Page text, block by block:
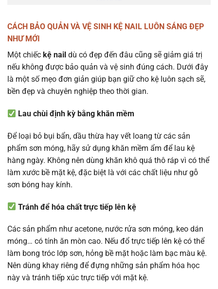
CÁCH BẢO QUẢN VÀ VỆ SINH KỆ NAIL LUÔN SÁNG ĐẸP
NHƯ MỚI
Một chiếc kệ nail dù có đẹp đến đâu cũng sẽ giảm giá trị
nếu không được bảo quản và vệ sinh đúng cách. Dưới đây
là một số mẹo đơn giản giúp bạn giữ cho kệ luôn sạch sẽ,
bền đẹp và chuyên nghiệp theo thời gian.
Lau chùi định kỳ bằng khăn mềm
Để loại bỏ bụi bẩn, dầu thừa hay vết loang từ các sản
phẩm sơn móng, hãy sử dụng khăn mềm ẩm để lau kệ
hàng ngày. Không nên dùng khăn khô quá thô ráp vì có thể
làm xước bề mặt kệ, đặc biệt là với các chất liệu như gỗ
sơn bóng hay kính.
Tránh để hóa chất trực tiếp lên kệ
Các sản phẩm như acetone, nước rửa sơn móng, keo dán
móng… có tính ăn mòn cao. Nếu đổ trực tiếp lên kệ có thể
làm bong tróc lớp sơn, hỏng bề mặt hoặc làm bạc màu kệ.
Nên dùng khay riêng để đựng những sản phẩm hóa học
này và tránh tiếp xúc trực tiếp với mặt kệ.